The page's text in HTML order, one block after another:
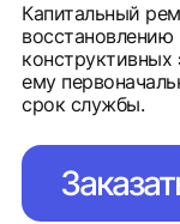
Капитальный
конструктивных
ему
срок службы.